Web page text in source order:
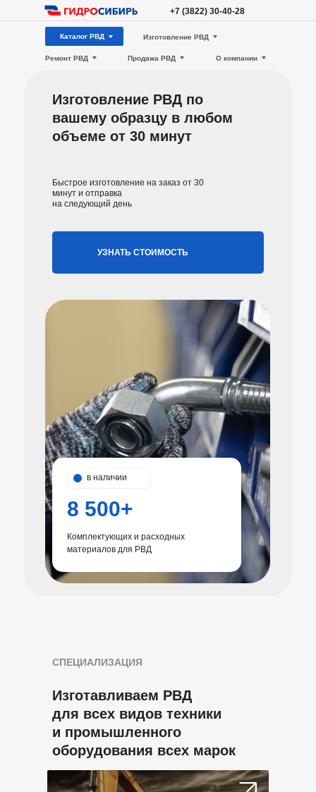
+7 (3822) 30-40-28
Каталог РВД
О компании
Ремонт РВД
Изготовление РВД
Продажа РВД
Изготовление РВД по
вашему образцу в любом
объеме от 30 минут
Быстрое изготовление на заказ от 30
минут и отправка
на следующий день
8 500+
Комплектующих и расходных
материалов для РВД
УЗНАТЬ СТОИМОСТЬ
в наличии
СПЕЦИАЛИЗАЦИЯ
Изготавливаем РВД
для всех видов техники
и промышленного
оборудования всех марок